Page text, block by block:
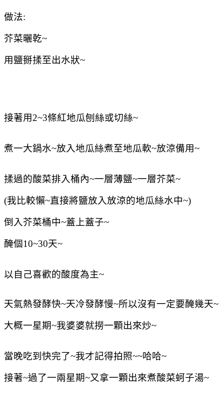
做法:
芥菜曬乾~
用鹽掰揉至出水狀~
接著用2~3條紅地瓜刨絲或切絲~
煮一大鍋水~放入地瓜絲煮至地瓜軟~放涼備用~
揉過的酸菜排入桶內~一層薄鹽~一層芥菜~
(我比較懶~直接將鹽放入放涼的地瓜絲水中~)
倒入芥菜桶中~蓋上蓋子~
醃個10~30天~
以自己喜歡的酸度為主~
天氣熱發酵快~天冷發酵慢~所以沒有一定要醃幾天~
大概一星期~我婆婆就撈一顆出來炒~
當晚吃到快完了~我才記得拍照~~哈哈~
接著~過了一兩星期~又拿一顆出來煮酸菜蚵子湯~